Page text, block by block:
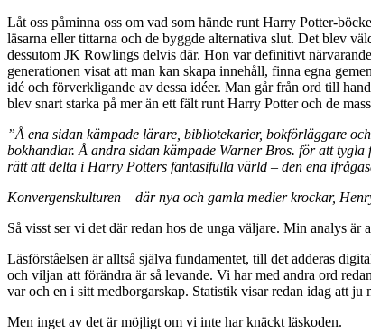
Låt oss påminna oss om vad som hände runt Harry Potter-
läsarna eller tittarna och de byggde alternativa slut. Det blev
dessutom JK Rowlings delvis där. Hon var definitivt
generationen visat att man kan skapa innehåll, finna egna
idé och förverkligande av dessa idéer. Man går från ord till
blev snart starka på mer än ett fält runt Harry Potter och de
”Å ena sidan kämpade lärare, bibliotekarier, bokförläggare
bokhandlar. Å andra sidan kämpade Warner Bros. för att
rätt att delta i Harry Potters fantasifulla värld – den ena
Konvergenskulturen – där nya och gamla medier krockar,
Så visst ser vi det där redan hos de unga väljare. Min analys är
Läsförståelsen är alltså själva fundamentet, till det adderas
och viljan att förändra är så levande. Vi har med andra ord
var och en i sitt medborgarskap. Statistik visar redan idag att ju
Men inget av det är möjligt om vi inte har knäckt läskoden.